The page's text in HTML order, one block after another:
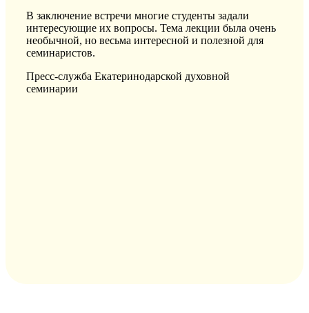
В заключение встречи многие студенты задали
интересующие их вопросы. Тема лекции была очень
необычной, но весьма интересной и полезной для
семинаристов.
Пресс-служба Екатеринодарской духовной
семинарии